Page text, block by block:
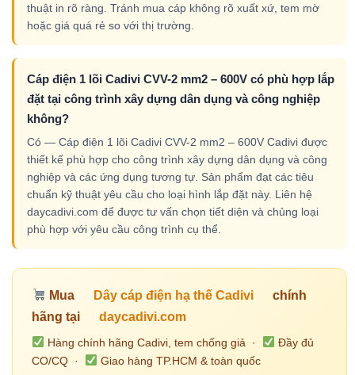
thuật in rõ ràng. Tránh mua cáp không rõ xuất xứ, tem mờ
hoặc giá quá rẻ so với thị trường.
Cáp điện 1 lõi Cadivi CVV-2 mm2 – 600V có phù hợp lắp
đặt tại công trình xây dựng dân dụng và công nghiệp
không?
Có — Cáp điện 1 lõi Cadivi CVV-2 mm2 – 600V Cadivi được
thiết kế phù hợp cho công trình xây dựng dân dụng và công
nghiệp và các ứng dụng tương tự. Sản phẩm đạt các tiêu
chuẩn kỹ thuật yêu cầu cho loại hình lắp đặt này. Liên hệ
daycadivi.com để được tư vấn chọn tiết diện và chủng loại
phù hợp với yêu cầu công trình cụ thể.
Mua Dây cáp điện hạ thế Cadivi
chính
hãng tại
daycadivi.com
Hàng chính hãng Cadivi, tem chống giả ·
Đầy đủ
CO/CQ ·
Giao hàng TP.HCM & toàn quốc